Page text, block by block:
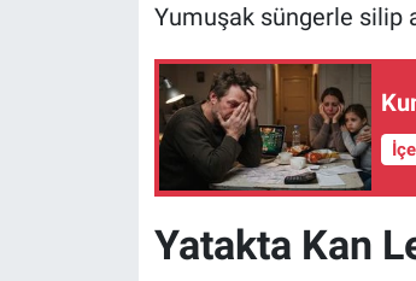
Yumuşak süngerle silip
Yatakta Kan